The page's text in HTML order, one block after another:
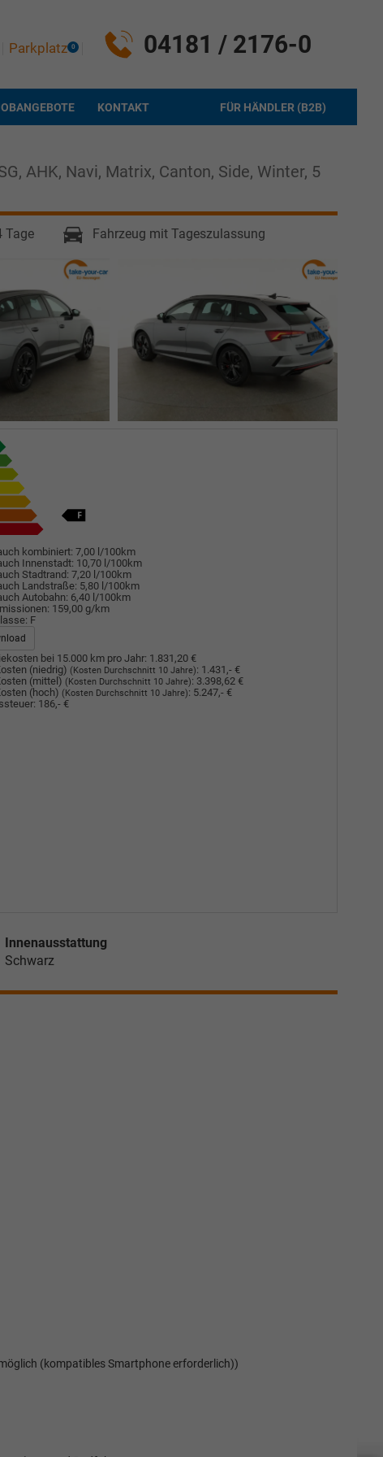
04181 / 2176-0
Parkplatz 0
FÜR HÄNDLER (B2B)
KONTAKT
AHK, Navi, Matrix, Canton, Side, Winter, 5
Tage Fahrzeug mit Tageszulassung
kombiniert: 7,00 l/100km
Innenstadt: 10,70 l/100km
Stadtrand: 7,20 l/100km
Landstraße: 5,80 l/100km
Autobahn: 6,40 l/100km
159,00 g/km
F
bei 15.000 km pro Jahr: 1.831,20 €
(niedrig) (Kosten Durchschnitt 10 Jahre): 1.431,- €
(mittel) (Kosten Durchschnitt 10 Jahre): 3.398,62 €
(hoch) (Kosten Durchschnitt 10 Jahre): 5.247,- €
186,- €
Innenausstattung
Schwarz
(kompatibles Smartphone erforderlich))